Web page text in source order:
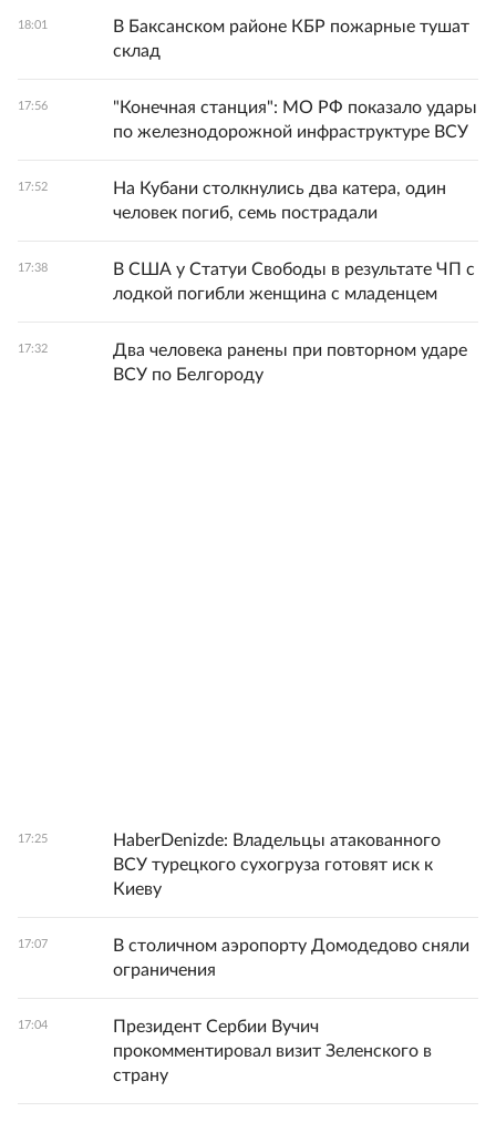
18:01
В Баксанском районе КБР пожарные тушат
склад
17:56
"Конечная станция": МО РФ показало удары
по железнодорожной инфраструктуре ВСУ
17:52
На Кубани столкнулись два катера, один
человек погиб, семь пострадали
17:38
В США у Статуи Свободы в результате ЧП с
лодкой погибли женщина с младенцем
17:32
Два человека ранены при повторном ударе
ВСУ по Белгороду
17:25
HaberDenizde: Владельцы атакованного
ВСУ турецкого сухогруза готовят иск к
Киеву
17:07
В столичном аэропорту Домодедово сняли
ограничения
17:04
Президент Сербии Вучич
прокомментировал визит Зеленского в
страну